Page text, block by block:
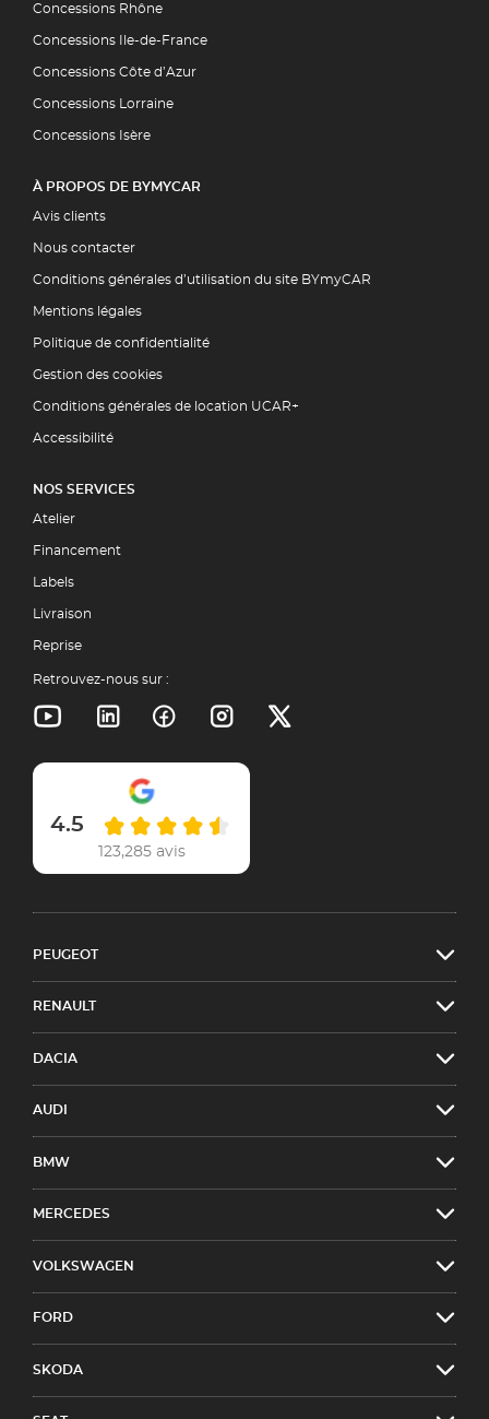
Concessions Rhône
Concessions Ile-de-France
Concessions Côte d’Azur
Concessions Lorraine
Concessions Isère
À PROPOS DE BYMYCAR
Avis clients
Nous contacter
Conditions générales d’utilisation du site BYmyCAR
Mentions légales
Politique de confidentialité
Gestion des cookies
Conditions générales de location UCAR+
Accessibilité
NOS SERVICES
Atelier
Financement
Labels
Livraison
Reprise
Retrouvez-nous sur :
4.5
123,285 avis
PEUGEOT
RENAULT
DACIA
AUDI
BMW
MERCEDES
VOLKSWAGEN
FORD
SKODA